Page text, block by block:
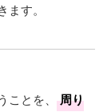
す。
とを、
周り